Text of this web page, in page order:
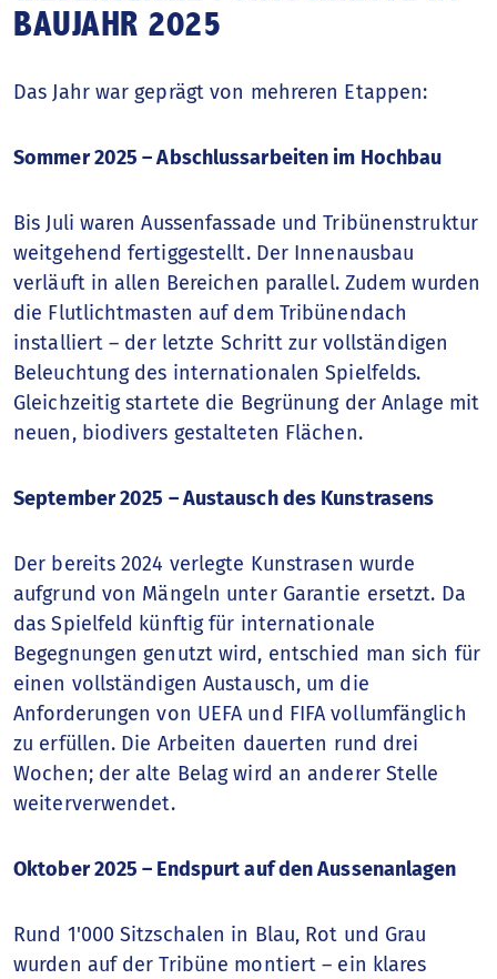
BAUJAHR 2025
Das Jahr war geprägt von mehreren Etappen:
Sommer 2025 – Abschlussarbeiten im Hochbau
Bis Juli waren Aussenfassade und Tribünenstruktur
weitgehend fertiggestellt. Der Innenausbau
verläuft in allen Bereichen parallel. Zudem wurden
die Flutlichtmasten auf dem Tribünendach
installiert – der letzte Schritt zur vollständigen
Beleuchtung des internationalen Spielfelds.
Gleichzeitig startete die Begrünung der Anlage mit
neuen, biodivers gestalteten Flächen.
September 2025 – Austausch des Kunstrasens
Der bereits 2024 verlegte Kunstrasen wurde
aufgrund von Mängeln unter Garantie ersetzt. Da
das Spielfeld künftig für internationale
Begegnungen genutzt wird, entschied man sich für
einen vollständigen Austausch, um die
Anforderungen von UEFA und FIFA vollumfänglich
zu erfüllen. Die Arbeiten dauerten rund drei
Wochen; der alte Belag wird an anderer Stelle
weiterverwendet.
Oktober 2025 – Endspurt auf den Aussenanlagen
Rund 1'000 Sitzschalen in Blau, Rot und Grau
wurden auf der Tribüne montiert – ein klares